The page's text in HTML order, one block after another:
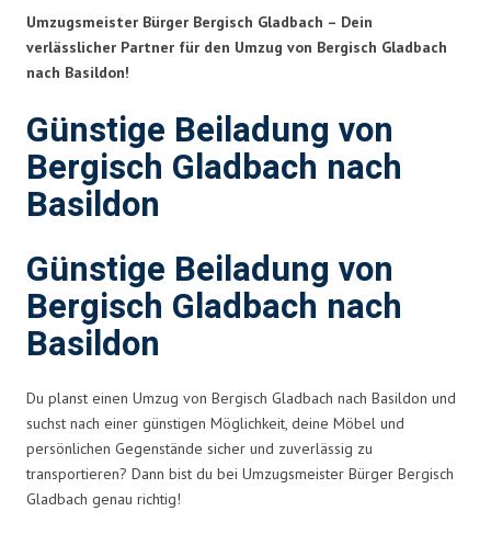
Umzugsmeister Bürger Bergisch Gladbach – Dein
verlässlicher Partner für den Umzug von Bergisch Gladbach
nach Basildon!
Günstige Beiladung von
Bergisch Gladbach nach
Basildon
Günstige Beiladung von
Bergisch Gladbach nach
Basildon
Du planst einen Umzug von Bergisch Gladbach nach Basildon und
suchst nach einer günstigen Möglichkeit, deine Möbel und
persönlichen Gegenstände sicher und zuverlässig zu
transportieren? Dann bist du bei Umzugsmeister Bürger Bergisch
Gladbach genau richtig!